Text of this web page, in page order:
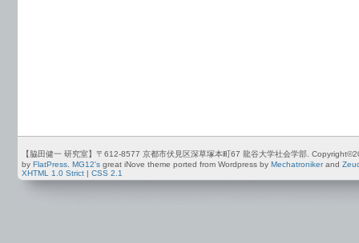
【脇田健一 研究室】〒612-8577 京都市伏見区深草塚本町67 龍谷大学社会学部.
by FlatPress. MG12's great iNove theme ported from Wordpress by Mechatronikerand
XHTML 1.0 Strict
CSS 2.1